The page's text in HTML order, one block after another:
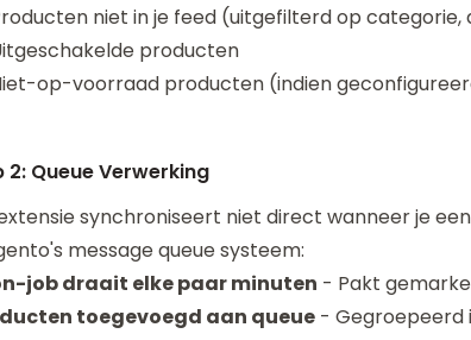
niet in je feed (uitgefilterd op
producten
op-voorraad producten (indien
2: Queue Verwerking
synchroniseert niet direct wanneer je
message queue systeem:
job draait elke paar minuten - Pakt
toegevoegd aan queue - Gegroepeerd